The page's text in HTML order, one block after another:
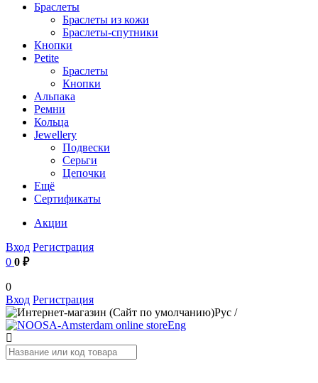
Браслеты
Браслеты из кожи
Браслеты-спутники
Кнопки
Petite
Браслеты
Кнопки
Альпака
Ремни
Кольца
Jewellery
Подвески
Серьги
Цепочки
Ещё
Сертификаты
Акции
Вход Регистрация
0 0 ₽
0
Вход Регистрация
Рус /
Eng